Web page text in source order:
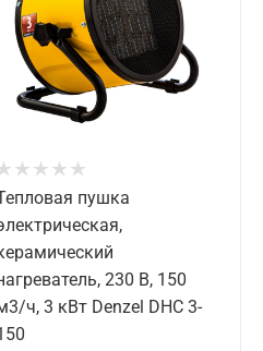
пушка
230 В, 150
ч, 3 кВт Denzel DHC 3-